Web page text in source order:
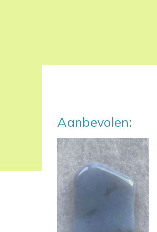
Aanbevolen: